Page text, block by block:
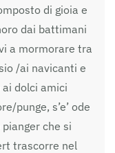
di gioia e
dai battimani
a mormorare tra
/ai navicanti e
ai dolci amici
punge, s’e’ ode
che si
trascorre nel